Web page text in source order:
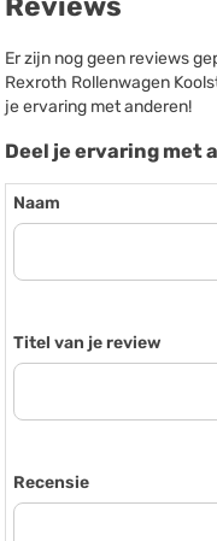
Er zijn nog geen reviews
Rexroth Rollenwagen
je ervaring met anderen!
Deel je ervaring met
Naam
Titel van je review
Recensie